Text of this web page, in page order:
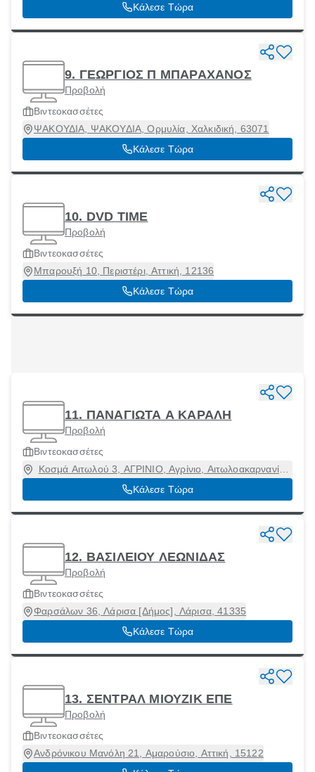
Κάλεσε Τώρα
9. ΓΕΩΡΓΙΟΣ Π ΜΠΑΡΑΧΑΝΟΣ
Προβολή
Βιντεοκασσέτες
ΨΑΚΟΥΔΙΑ, ΨΑΚΟΥΔΙΑ, Ορμυλία, Χαλκιδική, 63071
Κάλεσε Τώρα
10. DVD TIME
Προβολή
Βιντεοκασσέτες
Μπαρουξή 10, Περιστέρι, Αττική, 12136
Κάλεσε Τώρα
11. ΠΑΝΑΓΙΩΤΑ Α ΚΑΡΑΛΗ
Προβολή
Βιντεοκασσέτες
Κοσμά Αιτωλού 3, ΑΓΡΙΝΙΟ, Αγρίνιο, Αιτωλοακαρνανία,
30100
Κάλεσε Τώρα
12. ΒΑΣΙΛΕΙΟΥ ΛΕΩΝΙΔΑΣ
Προβολή
Βιντεοκασσέτες
Φαρσάλων 36, Λάρισα [Δήμος], Λάρισα, 41335
Κάλεσε Τώρα
13. ΣΕΝΤΡΑΛ ΜΙΟΥΖΙΚ ΕΠΕ
Προβολή
Βιντεοκασσέτες
Ανδρόνικου Μανόλη 21, Αμαρούσιο, Αττική, 15122